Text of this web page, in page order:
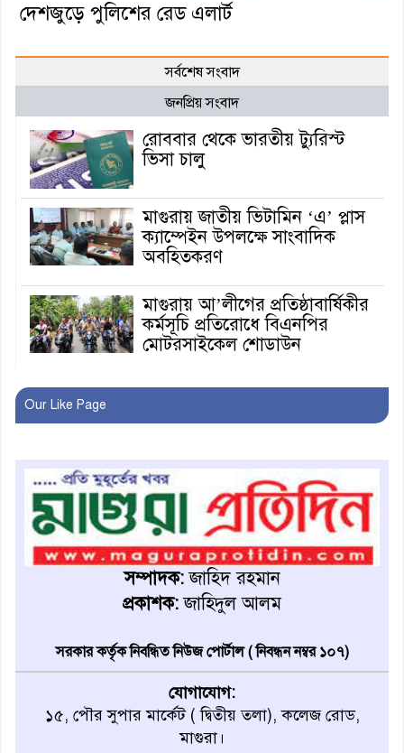
দেশজুড়ে পুলিশের রেড এলার্ট
সর্বশেষ সংবাদ
জনপ্রিয় সংবাদ
রোববার থেকে ভারতীয় ট্যুরিস্ট
ভিসা চালু
মাগুরায় জাতীয় ভিটামিন ‘এ’ প্লাস
ক্যাম্পেইন উপলক্ষে সাংবাদিক
অবহিতকরণ
মাগুরায় আ’লীগের প্রতিষ্ঠাবার্ষিকীর
কর্মসূচি প্রতিরোধে বিএনপির
মোটরসাইকেল শোডাউন
খুব শিঘ্রই কর্মস্থলে ফিরবেন
মহম্মদপুর থানার ওসিকে ক্লোজ
বাবার হাতে বিক্রি টুকটুকি পুলিশের
সহযোগিতায় ফিরলো মায়ের
কোলে
বিক্ষোভ-সিসি ক্যামেরা ফুটেজ
যাচাইয়ের দাবি অভিযুক্ত শিক্ষকের
মাগুরার কথিত মাদক সম্রাট
আমিরুল গ্রেফতার
Our Like Page
সম্পাদক:জাহিদ রহমান
প্রকাশক:জাহিদুল আলম
সরকার কর্তৃক নিবন্ধিত নিউজ পোর্টাল ( নিবন্ধন নম্বর ১০৭)
যোগাযোগ:
১৫, পৌর সুপার মার্কেট ( দ্বিতীয় তলা), কলেজ রোড,
মাগুরা।